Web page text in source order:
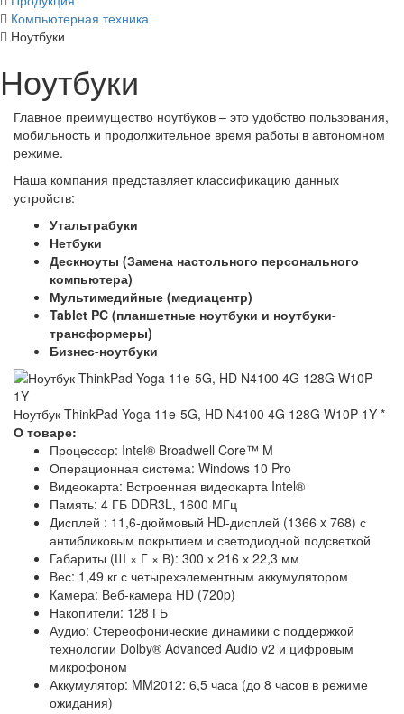
Компьютерная техника
Ноутбуки
Ноутбуки
Главное преимущество ноутбуков – это удобство пользования,
мобильность и продолжительное время работы в автономном
режиме.
Наша компания представляет классификацию данных
устройств:
Утальтрабуки
Нетбуки
Дескноуты (Замена настольного персонального
компьютера)
Мультимедийные (медиацентр)
Tablet PC (планшетные ноутбуки и ноутбуки-
трансформеры)
Бизнес-ноутбуки
Ноутбук ThinkPad Yoga 11e-5G, HD N4100 4G 128G W10P 1Y *
О товаре:
Процессор: Intel® Broadwell Core™ M
Операционная система: Windows 10 Pro
Видеокарта: Встроенная видеокарта Intel®
Память: 4 ГБ DDR3L, 1600 МГц
Дисплей : 11,6-дюймовый HD-дисплей (1366 x 768) с
антибликовым покрытием и светодиодной подсветкой
Габариты (Ш × Г × В): 300 х 216 х 22,3 мм
Вес: 1,49 кг с четырехэлементным аккумулятором
Камера: Веб-камера HD (720p)
Накопители: 128 ГБ
Аудио: Стереофонические динамики с поддержкой
технологии Dolby® Advanced Audio v2 и цифровым
микрофоном
Аккумулятор: MM2012: 6,5 часа (до 8 часов в режиме
ожидания)